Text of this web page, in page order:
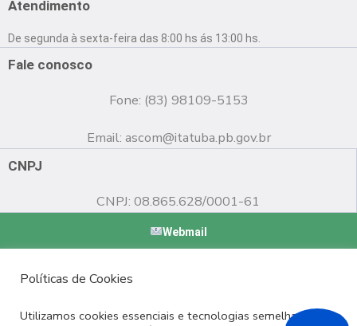
o
o
b
e
g
r
Atendimento
De segunda à sexta-feira das 8:00 hs ás 13:00 hs.
Fale conosco
Fone: (83) 98109-5153
Email: ascom@itatuba.pb.gov.br
CNPJ
CNPJ: 08.865.628/0001-61
Webmail
Políticas de Cookies
Utilizamos cookies essenciais e tecnologias semelhantes de